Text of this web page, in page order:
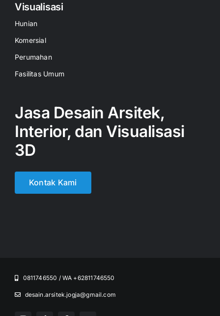
Visualisasi
Hunian
Komersial
Perumahan
Fasilitas Umum
Jasa Desain Arsitek,
Interior, dan Visualisasi
3D
Kontak Kami
0811746550 / WA +62811746550
desain.arsitek.jogja@gmail.com